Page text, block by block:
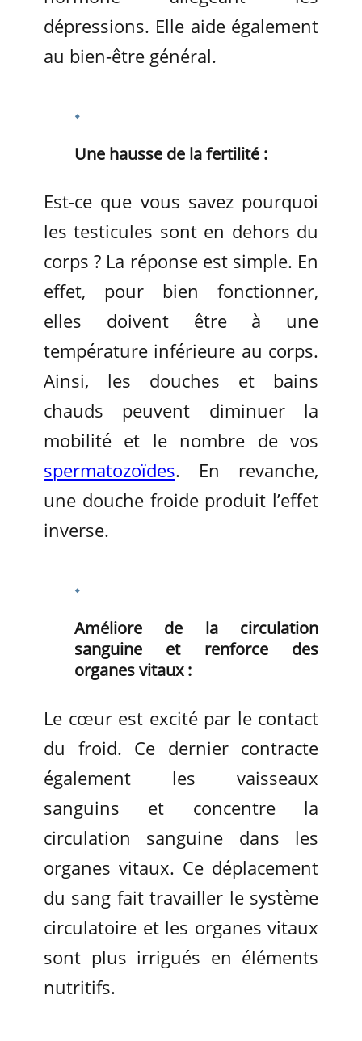
dépressions. Elle aide également
au bien-être général.
Une hausse de la fertilité :
Est-ce que vous savez pourquoi
les testicules sont en dehors du
corps ? La réponse est simple. En
effet, pour bien fonctionner,
elles doivent être à une
température inférieure au corps.
Ainsi, les douches et bains
chauds peuvent diminuer la
mobilité et le nombre de vos
spermatozoïdes. En revanche,
une douche froide produit l’effet
inverse.
Améliore de la circulation
sanguine et renforce des
organes vitaux :
Le cœur est excité par le contact
du froid. Ce dernier contracte
également les vaisseaux
sanguins et concentre la
circulation sanguine dans les
organes vitaux. Ce déplacement
du sang fait travailler le système
circulatoire et les organes vitaux
sont plus irrigués en éléments
nutritifs.